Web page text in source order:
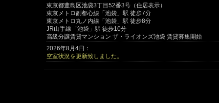
東京都豊島区池袋3丁目52番3号（住居表示）
東京メトロ副都心線「池袋」駅 徒歩7分
東京メトロ丸ノ内線「池袋」駅 徒歩8分
JR山手線「池袋」駅 徒歩10分
高級分譲賃貸マンション ザ・ライオンズ池袋 賃貸募集開始
2026年8月4日：
空室状況を更新致しました。